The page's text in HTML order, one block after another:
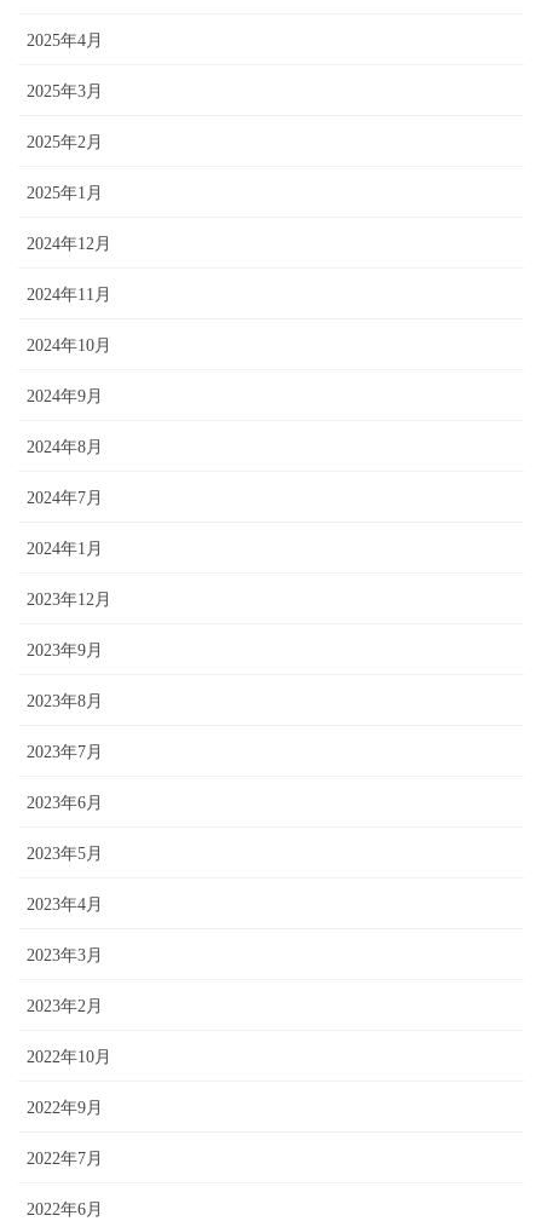
2025年4月
2025年3月
2025年2月
2025年1月
2024年12月
2024年11月
2024年10月
2024年9月
2024年8月
2024年7月
2024年1月
2023年12月
2023年9月
2023年8月
2023年7月
2023年6月
2023年5月
2023年4月
2023年3月
2023年2月
2022年10月
2022年9月
2022年7月
2022年6月